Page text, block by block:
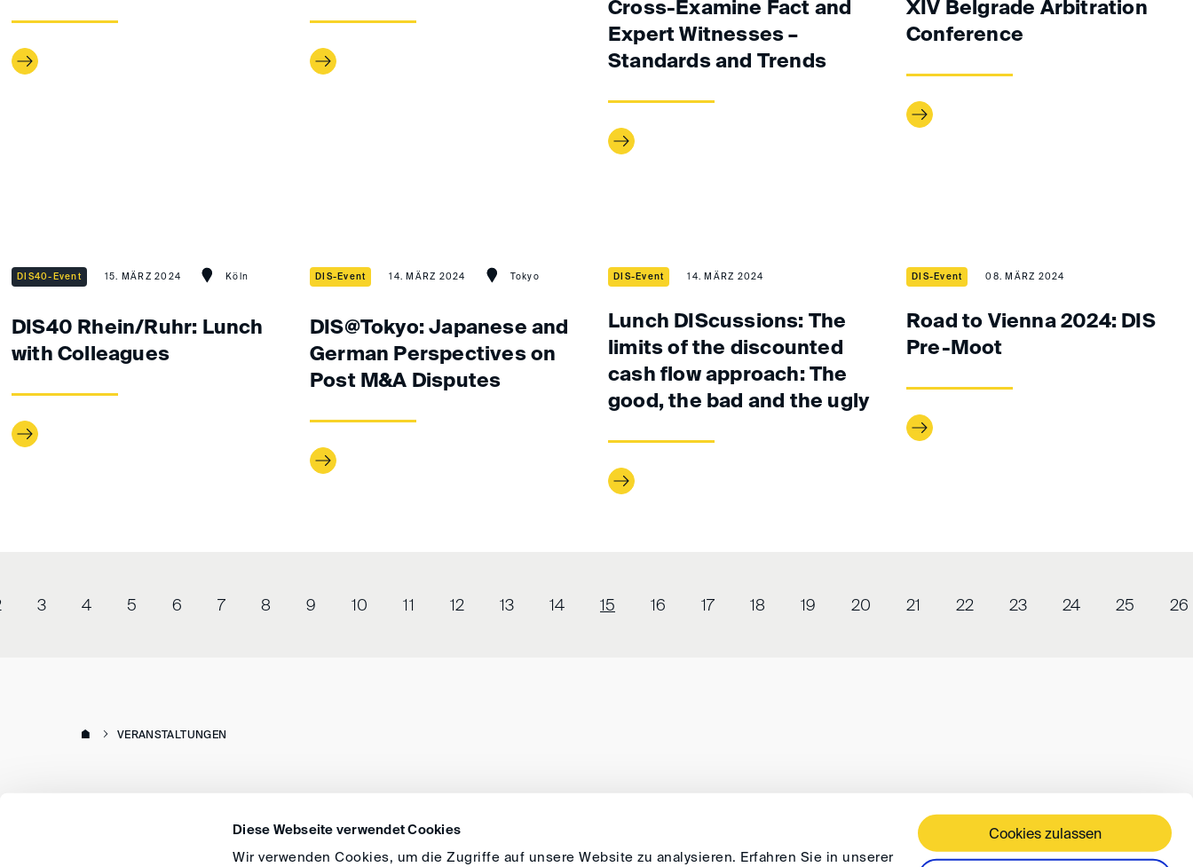
Diese Webseite verwendet Cookies
Wir verwenden Cookies, um die Zugriffe auf unsere Website zu analysieren. Erfahren Sie in unserer
Cookies zulassen
Cross-Examine Fact and
Expert Witnesses –
Standards and Trends
XIV Belgrade Arbitration
Conference
DIS40-Event 15. MÄRZ 2024 Köln
DIS40 Rhein/Ruhr: Lunch
with Colleagues
DIS-Event 14. MÄRZ 2024 Tokyo
DIS@Tokyo: Japanese and
German Perspectives on
Post M&A Disputes
DIS-Event 14. MÄRZ 2024
Lunch DIScussions: The
limits of the discounted
cash flow approach: The
good, the bad and the ugly
DIS-Event 08. MÄRZ 2024
Road to Vienna 2024: DIS
Pre-Moot
3 4 5 6 7 8 9 10 11 12 13 14 15 16 17 18 19 20 21 22 23 24 25 26
VERANSTALTUNGEN
ANFAHRT IMPRESSUM ALLGEMEINE GESCHÄFTSBEDINGUNGEN DATENSCHUTZ FAQ